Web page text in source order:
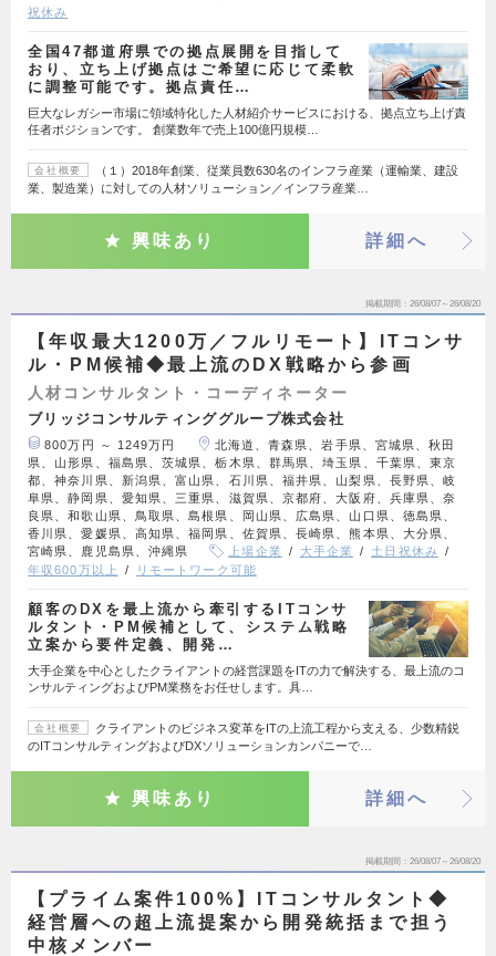
祝休み
全国47都道府県での拠点展開を目指して
おり、立ち上げ拠点はご希望に応じて柔軟
に調整可能です。拠点責任…
巨大なレガシー市場に領域特化した人材紹介サービスにおける、拠点立ち上げ責
任者ポジションです。 創業数年で売上100億円規模…
会社概要
（１）2018年創業、従業員数630名のインフラ産業（運輸業、建設
業、製造業）に対しての人材ソリューション／インフラ産業…
興味あり 詳細へ
掲載期間 26/08/07～26/08/20
【年収最大1200万／フルリモート】ITコンサ
ル・PM候補◆最上流のDX戦略から参画
人材コンサルタント・コーディネーター
ブリッジコンサルティンググループ株式会社
800万円 ～ 1249万円
北海道、青森県、岩手県、宮城県、秋田
県、山形県、福島県、茨城県、栃木県、群馬県、埼玉県、千葉県、東京
都、神奈川県、新潟県、富山県、石川県、福井県、山梨県、長野県、岐
阜県、静岡県、愛知県、三重県、滋賀県、京都府、大阪府、兵庫県、奈
良県、和歌山県、鳥取県、島根県、岡山県、広島県、山口県、徳島県、
香川県、愛媛県、高知県、福岡県、佐賀県、長崎県、熊本県、大分県、
宮崎県、鹿児島県、沖縄県
上場企業 大手企業
土日祝休み
年収600万以上
リモートワーク可能
顧客のDXを最上流から牽引するITコンサ
ルタント・PM候補として、システム戦略
立案から要件定義、開発…
大手企業を中心としたクライアントの経営課題をITの力で解決する、最上流のコ
ンサルティングおよびPM業務をお任せします。具…
会社概要
クライアントのビジネス変革をITの上流工程から支える、少数精鋭
のITコンサルティングおよびDXソリューションカンパニーで…
興味あり 詳細へ
掲載期間 26/08/07～26/08/20
【プライム案件100%】ITコンサルタント◆
経営層への超上流提案から開発統括まで担う
中核メンバー